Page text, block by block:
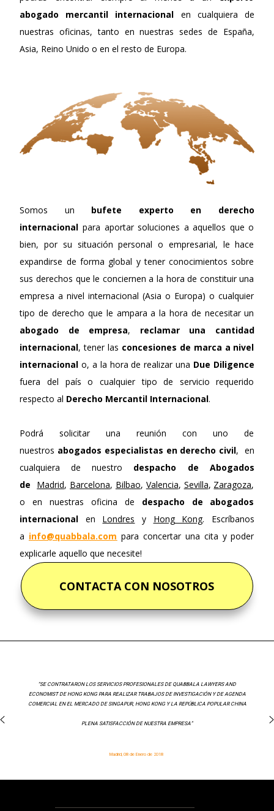
abogado mercantil internacional en cualquiera de
nuestras oficinas, tanto en nuestras sedes de España,
Asia, Reino Unido o en el resto de Europa.
Somos un bufete experto en derecho
internacional para aportar soluciones a aquellos que o
bien, por su situación personal o empresarial, le hace
expandirse de forma global y tener conocimientos sobre
sus derechos que le conciernen a la hora de constituir una
empresa a nivel internacional (Asia o Europa) o cualquier
tipo de derecho que le ampara a la hora de necesitar un
abogado de empresa, reclamar una cantidad
internacional, tener las concesiones de marca a nivel
internacional o, a la hora de realizar una Due Diligence
fuera del país o cualquier tipo de servicio requerido
respecto al Derecho Mercantil Internacional.
Podrá solicitar una reunión con uno de
nuestros abogados especialistas en derecho civil, en
cualquiera de nuestro despacho de Abogados
de
Madrid, Barcelona, Bilbao, Valencia, Sevilla, Zaragoza,
o en nuestras oficina de despacho de abogados
internacional en Londres y Hong Kong. Escríbanos
a info@quabbala.com para concertar una cita y poder
explicarle aquello que necesite!
CONTACTA CON NOSOTROS
“SE CONTRATARON LOS SERVICIOS PROFESIONALES DE QUABBALA LAWYERS AND
ECONOMIST DE HONG KONG PARA REALIZAR TRABAJOS DE INVESTIGACIÓN Y DE AGENDA
COMERCIAL EN EL MERCADO DE SINGAPUR, HONG KONG Y LA REPÚBLICA POPULAR CHINA
PLENA SATISFACCIÓN DE NUESTRA EMPRESA”
Madrid, 08 de Enero de 2018